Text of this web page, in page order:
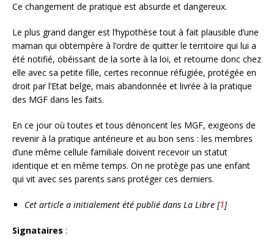
Ce changement de pratique est absurde et dangereux.
Le plus grand danger est l’hypothèse tout à fait plausible d’une
maman qui obtempère à l’ordre de quitter le territoire qui lui a
été notifié, obéissant de la sorte à la loi, et retourne donc chez
elle avec sa petite fille, certes reconnue réfugiée, protégée en
droit par l’Etat belge, mais abandonnée et livrée à la pratique
des MGF dans les faits.
En ce jour où toutes et tous dénoncent les MGF, exigeons de
revenir à la pratique antérieure et au bon sens : les membres
d’une même cellule familiale doivent recevoir un statut
identique et en même temps. On ne protège pas une enfant
qui vit avec ses parents sans protéger ces derniers.
Cet article a initialement été publié dans La Libre [1]
Signataires :